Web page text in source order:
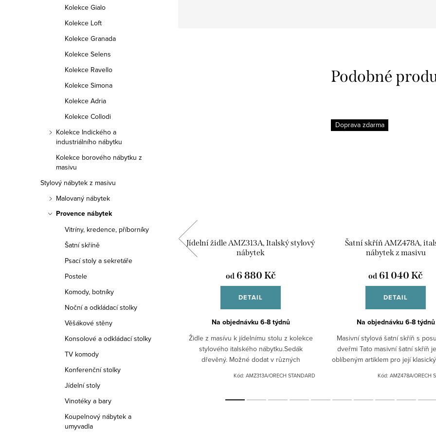
Kolekce Gialo
Kolekce Loft
Kolekce Granada
Kolekce Selens
Kolekce Ravello
Kolekce Simona
Kolekce Adria
Kolekce Collodi
Kolekce Indického a
industriálního nábytku
Kolekce borového nábytku z
masivu
Stylový nábytek z masivu
Malovaný nábytek
Provence nábytek
Vitríny, kredence, příborníky
Šatní skříně
Psací stoly a sekretáře
Postele
Komody, botníky
Noční a odkládací stolky
Věšákové stěny
Konsolové a odkládací stolky
TV komody
Konferenční stolky
Jídelní stoly
Vinotéky a bary
Koupelnový nábytek a
umyvadla
Konsolový stolek AMZ1919A, Italský
od
DETAIL
Na objednávku 6-8 týdnů
Konsolový stolek, odkládací deska má tvar
masívu.Možné dodat v různých odstínech:
bílá patina, černá patina, ořech.Pro jiná
barevná provedení nás...
AMZ1919A/ORECH STANDARD
Jídelní židle AMZ313A, Italský stylový
nábytek
od 6 880 Kč
DETAIL
Na objednávku 6-8 týdnů
Židle z masívu k jídelnímu stolu z kolekce
stylového italského nábytku.Sedák
dřevěný. Možné dodat v různých
ořech.Pro jiná barevná...
Kód: AMZ313A/ORECH STANDARD
Doprava zdarma
Šatní skříň AMZ478A,
nábytek z masivu
od 61 040 Kč
DETAIL
Na objednávku 6-8 týdnů
Masivní stylová šatní skříň s
dveřmi Tato masivní šatní skříň
oblíbeným artiklem pro její
Poskytuje...
Kód: AMZ478A/ORECH